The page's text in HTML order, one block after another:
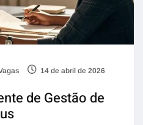
14 de abril de 2026
de Gestão de